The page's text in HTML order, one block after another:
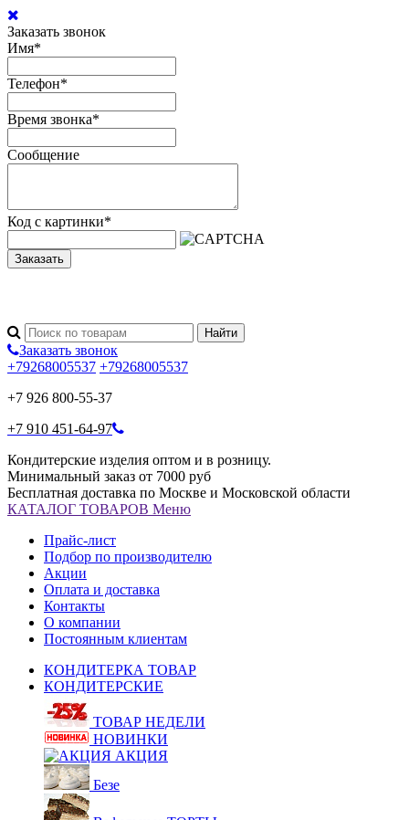
Заказать звонок
Имя*
Телефон*
Время звонка*
Сообщение
Код с картинки*
Заказать
Заказать звонок
+79268005537 +79268005537
+7 926 800-55-37
+7 910 451-64-97
Кондитерские изделия оптом и в розницу.
Минимальный заказ от 7000 руб
Бесплатная доставка по Москве и Московской области
КАТАЛОГ ТОВАРОВ Меню
Прайс-лист
Подбор по производителю
Акции
Оплата и доставка
Контакты
О компании
Постоянным клиентам
КОНДИТЕРКА ТОВАР
КОНДИТЕРСКИЕ
ТОВАР НЕДЕЛИ
НОВИНКИ
АКЦИЯ
Безе